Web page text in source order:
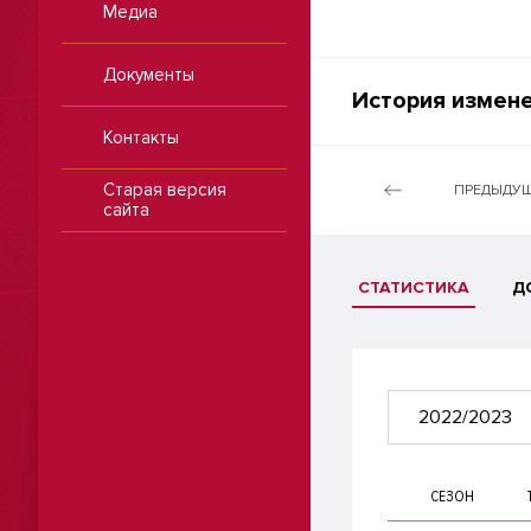
Медиа
Документы
Контакты
Старая версия
сайта
История
СТАТИСТИКА
2022/2023
СЕЗОН